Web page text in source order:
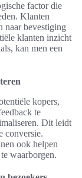
factor die
Klanten
naar bevestiging
klanten inzicht
kan men een
kopers,
te
Dit leidt
conversie.
ook helpen
waarborgen.